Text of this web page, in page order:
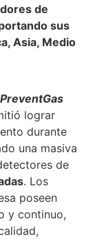
de
sus
Asia, Medio
PreventGas
lograr
durante
una masiva
de
. Los
poseen
y continuo,